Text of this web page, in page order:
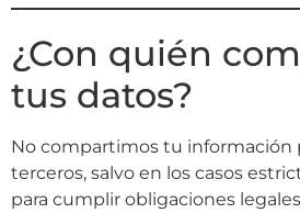
¿Con quién
tus datos?
No compartimos tu información
terceros, salvo en los casos
para cumplir obligaciones